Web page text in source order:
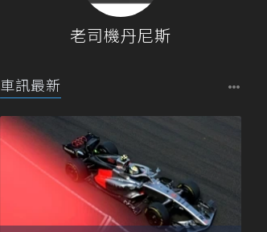
老司機丹尼斯
車訊最新